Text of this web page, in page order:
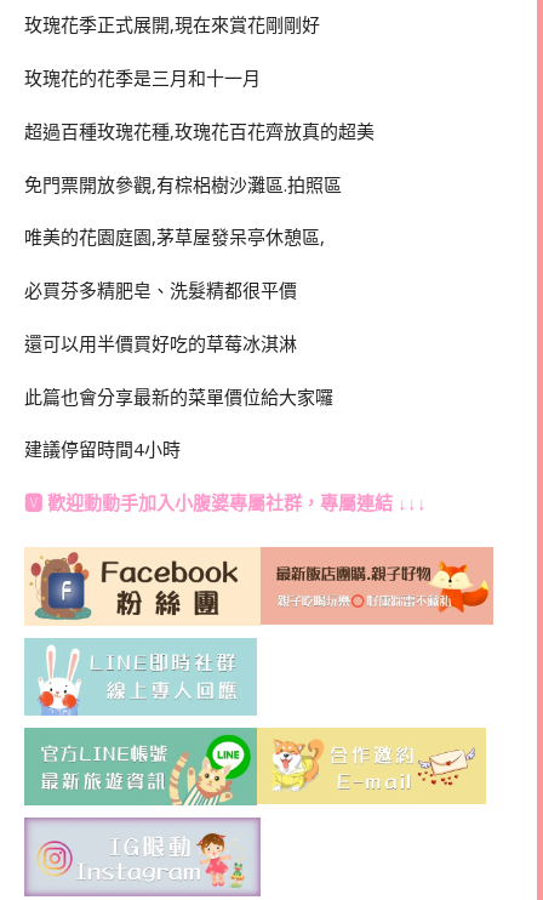
玫瑰花季正式展開,現在來賞花剛剛好
玫瑰花的花季是三月和十一月
超過百種玫瑰花種,玫瑰花百花齊放真的超美
免門票開放參觀,有棕梠樹沙灘區.拍照區
唯美的花園庭園,茅草屋發呆亭休憩區,
必買芬多精肥皂、洗髮精都很平價
還可以用半價買好吃的草莓冰淇淋
此篇也會分享最新的菜單價位給大家囉
建議停留時間4小時
🆅 歡迎動動手加入小腹婆專屬社群 ，專屬連結 ↓↓↓